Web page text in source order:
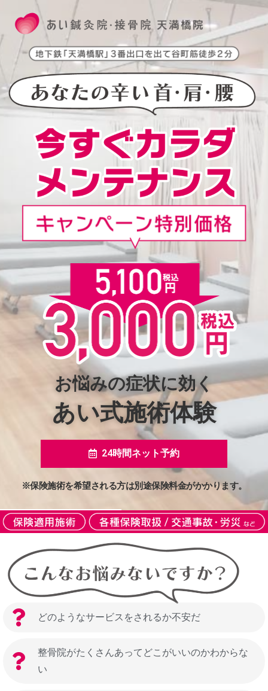
お悩みの症状に効く
あい式施術体験
24時間ネット予約
※保険施術を希望される方は別途保険料金がかかります。
どのようなサービスをされるか不安だ
整骨院がたくさんあってどこがいいのかわからな
い